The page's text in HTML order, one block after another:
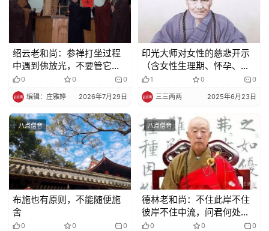
绍云老和尚：参禅打坐过程
中遇到佛放光，不要管它！
不要生欢喜心
0 0 0
编辑：庄雅婷 2026年7月29日
印光大师对女性的慈悲开示
（含女性生理期、怀孕、临
产、哺乳）
1 0 0
三三两两 2025年6月23日
八点僧音
布施也有原则，不能随便施
舍
0 0 0
八点僧音
德林老和尚：不住此岸不住
彼岸不住中流，问君何处安
身0 0 0